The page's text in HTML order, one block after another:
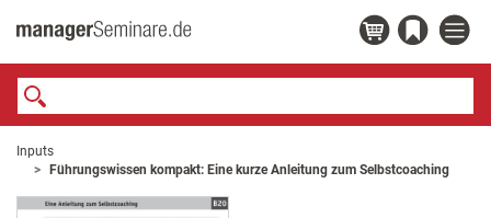
Inputs
Führungswissen kompakt: Eine kurze Anleitung zum Selbstcoaching